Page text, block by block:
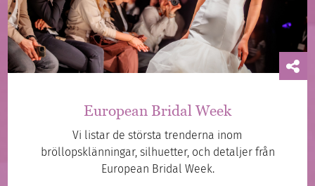
European Bridal Week
Vi listar de största trenderna inom
bröllopsklänningar, silhuetter, och detaljer från
European Bridal Week.